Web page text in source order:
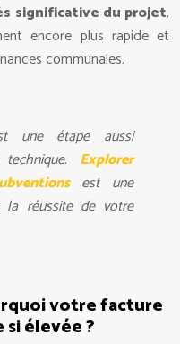
significative du projet,
encore plus rapide et
communales.
une étape aussi
Explorer
est une
réussite de votre
votre facture
élevée ?